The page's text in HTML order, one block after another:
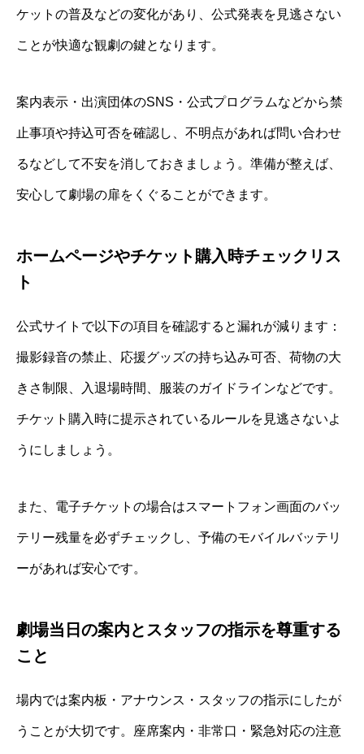
ケットの普及などの変化があり、公式発表を見逃さない
ことが快適な観劇の鍵となります。
案内表示・出演団体のSNS・公式プログラムなどから禁
止事項や持込可否を確認し、不明点があれば問い合わせ
るなどして不安を消しておきましょう。準備が整えば、
安心して劇場の扉をくぐることができます。
ホームページやチケット購入時チェックリス
ト
公式サイトで以下の項目を確認すると漏れが減ります：
撮影録音の禁止、応援グッズの持ち込み可否、荷物の大
きさ制限、入退場時間、服装のガイドラインなどです。
チケット購入時に提示されているルールを見逃さないよ
うにしましょう。
また、電子チケットの場合はスマートフォン画面のバッ
テリー残量を必ずチェックし、予備のモバイルバッテリ
ーがあれば安心です。
劇場当日の案内とスタッフの指示を尊重する
こと
場内では案内板・アナウンス・スタッフの指示にしたが
うことが大切です。座席案内・非常口・緊急対応の注意